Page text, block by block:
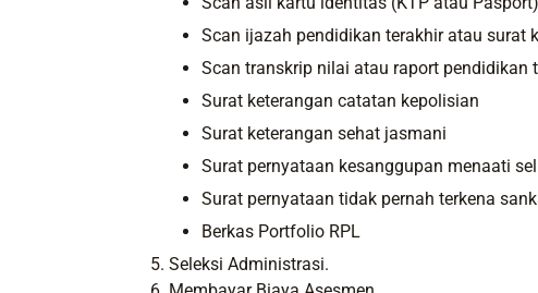
Scan ijazah pendidikan terakhir atau surat
Scan transkrip nilai atau raport pendidikan
Surat keterangan catatan kepolisian
Surat keterangan sehat jasmani
Surat pernyataan kesanggupan menaati
Surat pernyataan tidak pernah terkena
Berkas Portfolio RPL
Seleksi Administrasi.